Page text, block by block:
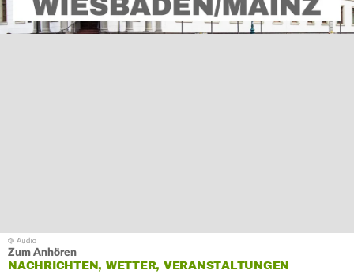
Zum Anhören
NACHRICHTEN, WETTER, VERANSTALTUNGEN